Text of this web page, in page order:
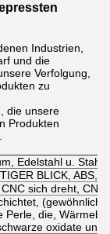
Industrien,
und die
Verfolgung,
zu
die unsere
Produkten
Edelstahl u. Stahl,
BLICK, ABS,
sich dreht,
(gewöhnlich
Perle, die,
oxidate und